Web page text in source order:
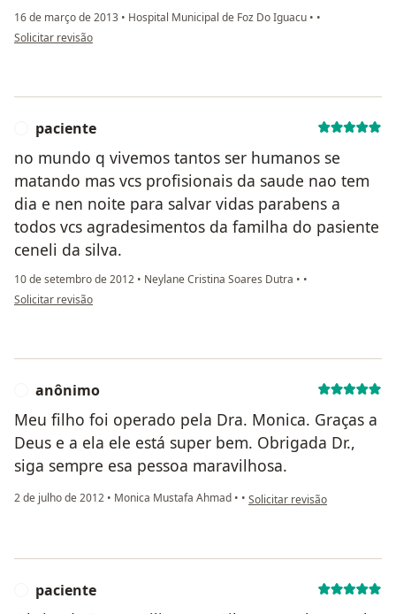
16 de março de 2013 • Hospital Municipal de Foz Do Iguacu • •
na opinião do utilizador Sua conta foi excluída
Solicitar revisão
paciente
no mundo q vivemos tantos ser humanos se
matando mas vcs profisionais da saude nao tem
dia e nen noite para salvar vidas parabens a
todos vcs agradesimentos da familha do pasiente
ceneli da silva.
10 de setembro de 2012 • Neylane Cristina Soares Dutra • •
na opinião do utilizador paciente
Solicitar revisão
anônimo
Meu filho foi operado pela Dra. Monica. Graças a
Deus e a ela ele está super bem. Obrigada Dr.,
siga sempre esa pessoa maravilhosa.
2 de julho de 2012 • Monica Mustafa Ahmad • • na opinião do utilizador
Solicitar revisão
paciente